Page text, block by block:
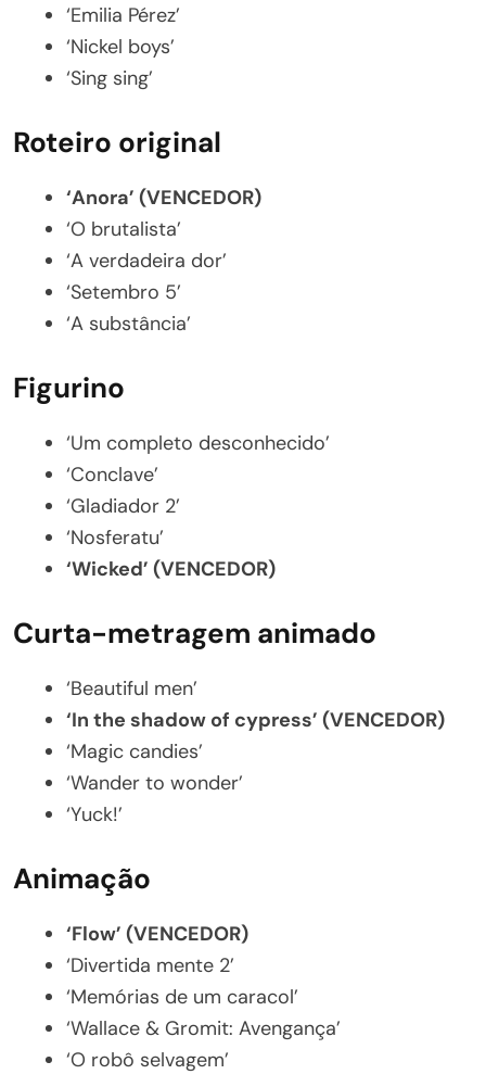
‘Emilia Pérez’
‘Nickel boys’
‘Sing sing’
Roteiro original
‘Anora’ (VENCEDOR)
‘O brutalista’
‘A verdadeira dor’
‘Setembro 5’
‘A substância’
Figurino
‘Um completo desconhecido’
‘Conclave’
‘Gladiador 2’
‘Nosferatu’
‘Wicked’ (VENCEDOR)
Curta-metragem animado
‘Beautiful men’
‘In the shadow of cypress’ (VENCEDOR)
‘Magic candies’
‘Wander to wonder’
‘Yuck!’
Animação
‘Flow’ (VENCEDOR)
‘Divertida mente 2’
‘Memórias de um caracol’
‘Wallace & Gromit: Avengança’
‘O robô selvagem’